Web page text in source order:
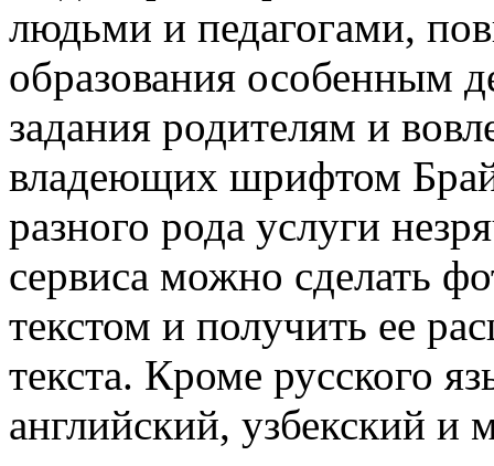
людьми и педагогами,
образования особенным
задания родителям и
владеющих шрифтом
разного рода услуги
сервиса можно сделать
текстом и получить ее
текста. Кроме русского
английский, узбекский и